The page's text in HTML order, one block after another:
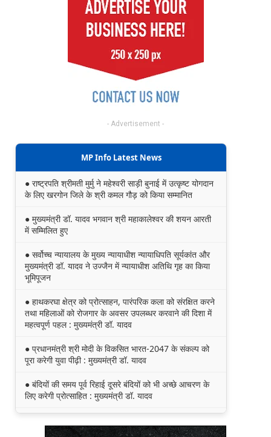
- Advertisement -
MP Info Latest News
● राष्ट्रपति श्रीमती मुर्मु ने महेश्वरी साड़ी बुनाई में उत्कृष्ट योगदान
के लिए खरगोन जिले के श्री कमल गौड़ को किया सम्मानित
● मुख्यमंत्री डॉ. यादव भगवान श्री महाकालेश्‍वर की शयन आरती
में सम्मिलित हुए
● सर्वोच्च न्यायालय के मुख्‍य न्‍यायाधीश न्यायाधिपति सूर्यकांत और
मुख्यमंत्री डॉ. यादव ने उज्जैन में न्यायाधीश अतिथि गृह का किया
भूमिपूजन
● हाथकरघा क्षेत्र को प्रोत्साहन, पारंपरिक कला को संरक्षित करने
तथा महिलाओं को रोजगार के अवसर उपलब्धर करवाने की दिशा में
महत्वपूर्ण पहल : मुख्यमंत्री डॉ. यादव
● प्रधानमंत्री श्री मोदी के विकसित भारत-2047 के संकल्प को
पूरा करेगी युवा पीढ़ी : मुख्यमंत्री डॉ. यादव
● बंदियों की समय पूर्व रिहाई दूसरे बंदियों को भी अच्छे आचरण के
लिए करेगी प्रोत्साहित : मुख्यमंत्री डॉ. यादव